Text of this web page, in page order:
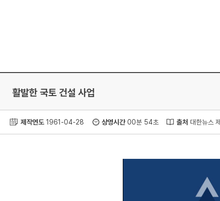
활발한 국토 건설 사업
제작연도 1961-04-28 상영시간00분 54초 출처 대한뉴스